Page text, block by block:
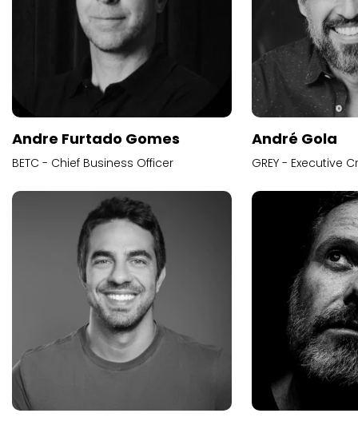
Andre Furtado Gomes
BETC - Chief Business Officer
André Gola
GREY - Executive